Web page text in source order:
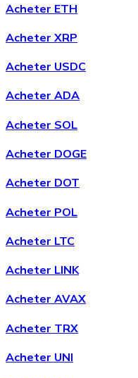
Acheter Chainlink
LINK
WBTC
Acheter ETH
Acheter XRP
Acheter USDC
Acheter ADA
Acheter SOL
Acheter DOGE
Acheter DOT
Acheter POL
Acheter LTC
Acheter LINK
Acheter AVAX
Acheter TRX
Acheter UNI